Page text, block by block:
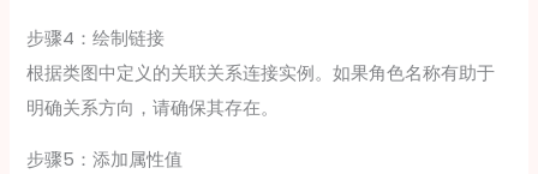
步骤4：绘制链接
根据类图中定义的关联关系连接实例。如果角色名称有助于
明确关系方向，请确保其存在。
步骤5：添加属性值